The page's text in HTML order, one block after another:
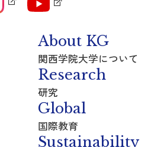
About KG
関西学院大学について
Research
研究
Global
国際教育
Sustainability